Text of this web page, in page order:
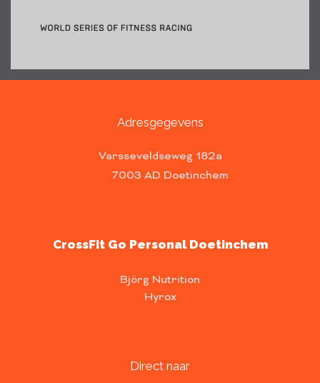
Adresgegevens
Varsseveldseweg 182a
7003 AD Doetinchem
CrossFit Go Personal Doetinchem
Björg Nutrition
Hyrox
Direct naar